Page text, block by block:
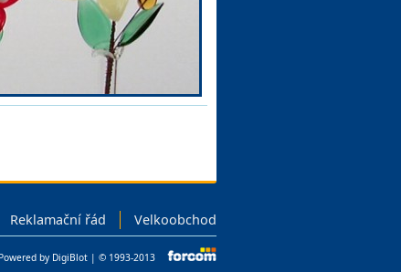
Velkoobchod
Reklamační řád
Powered by DigiBlot | © 1993-2013